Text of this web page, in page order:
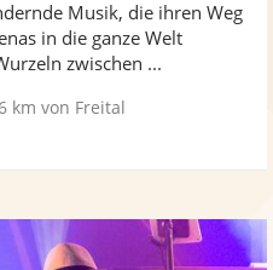
Fotos
Musik, die ihren Weg
in die ganze Welt
zwischen ...
km von Freital